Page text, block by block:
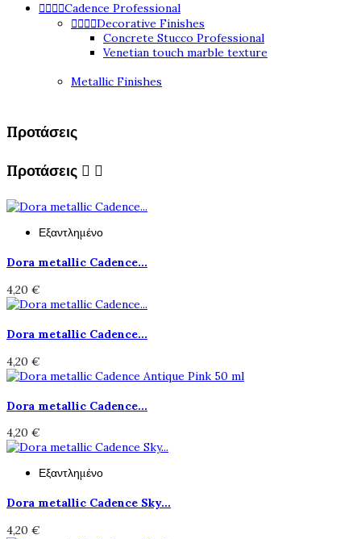
Cadence Professional
Decorative Finishes
Concrete Stucco Professional
Venetian touch marble texture
Metallic Finishes
Προτάσεις
Προτάσεις  
Εξαντλημένο
Dora metallic Cadence...
4,20 €
Dora metallic Cadence...
4,20 €
Dora metallic Cadence...
4,20 €
Εξαντλημένο
Dora metallic Cadence Sky...
4,20 €